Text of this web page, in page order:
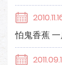
怕鬼香蕉